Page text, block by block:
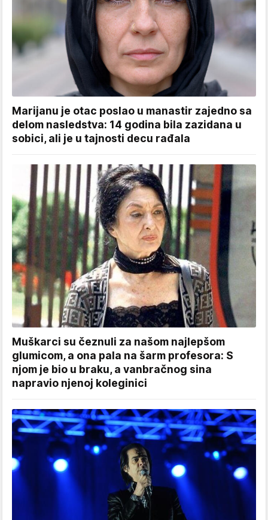
Marijanu je otac poslao u manastir zajedno sa
delom nasledstva: 14 godina bila zazidana u
sobici, ali je u tajnosti decu rađala
Muškarci su čeznuli za našom najlepšom
glumicom, a ona pala na šarm profesora: S
njom je bio u braku, a vanbračnog sina
napravio njenoj koleginici